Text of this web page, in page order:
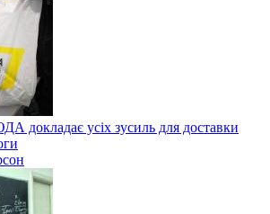
докладає усіх зусиль для доставки